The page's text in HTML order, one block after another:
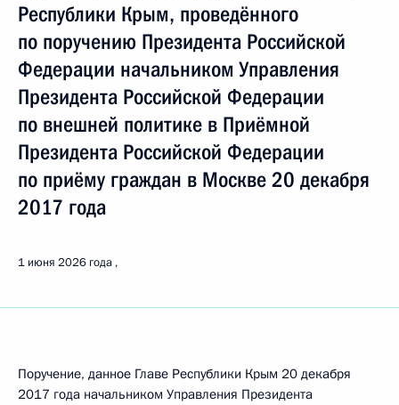
Республики Крым, проведённого
по поручению Президента Российской
Федерации начальником Управления
Президента Российской Федерации
по внешней политике в Приёмной
Президента Российской Федерации
по приёму граждан в Москве 20 декабря
2017 года
1 июня 2026 года
Поручение, данное Главе Республики Крым 20 декабря
2017 года начальником Управления Президента